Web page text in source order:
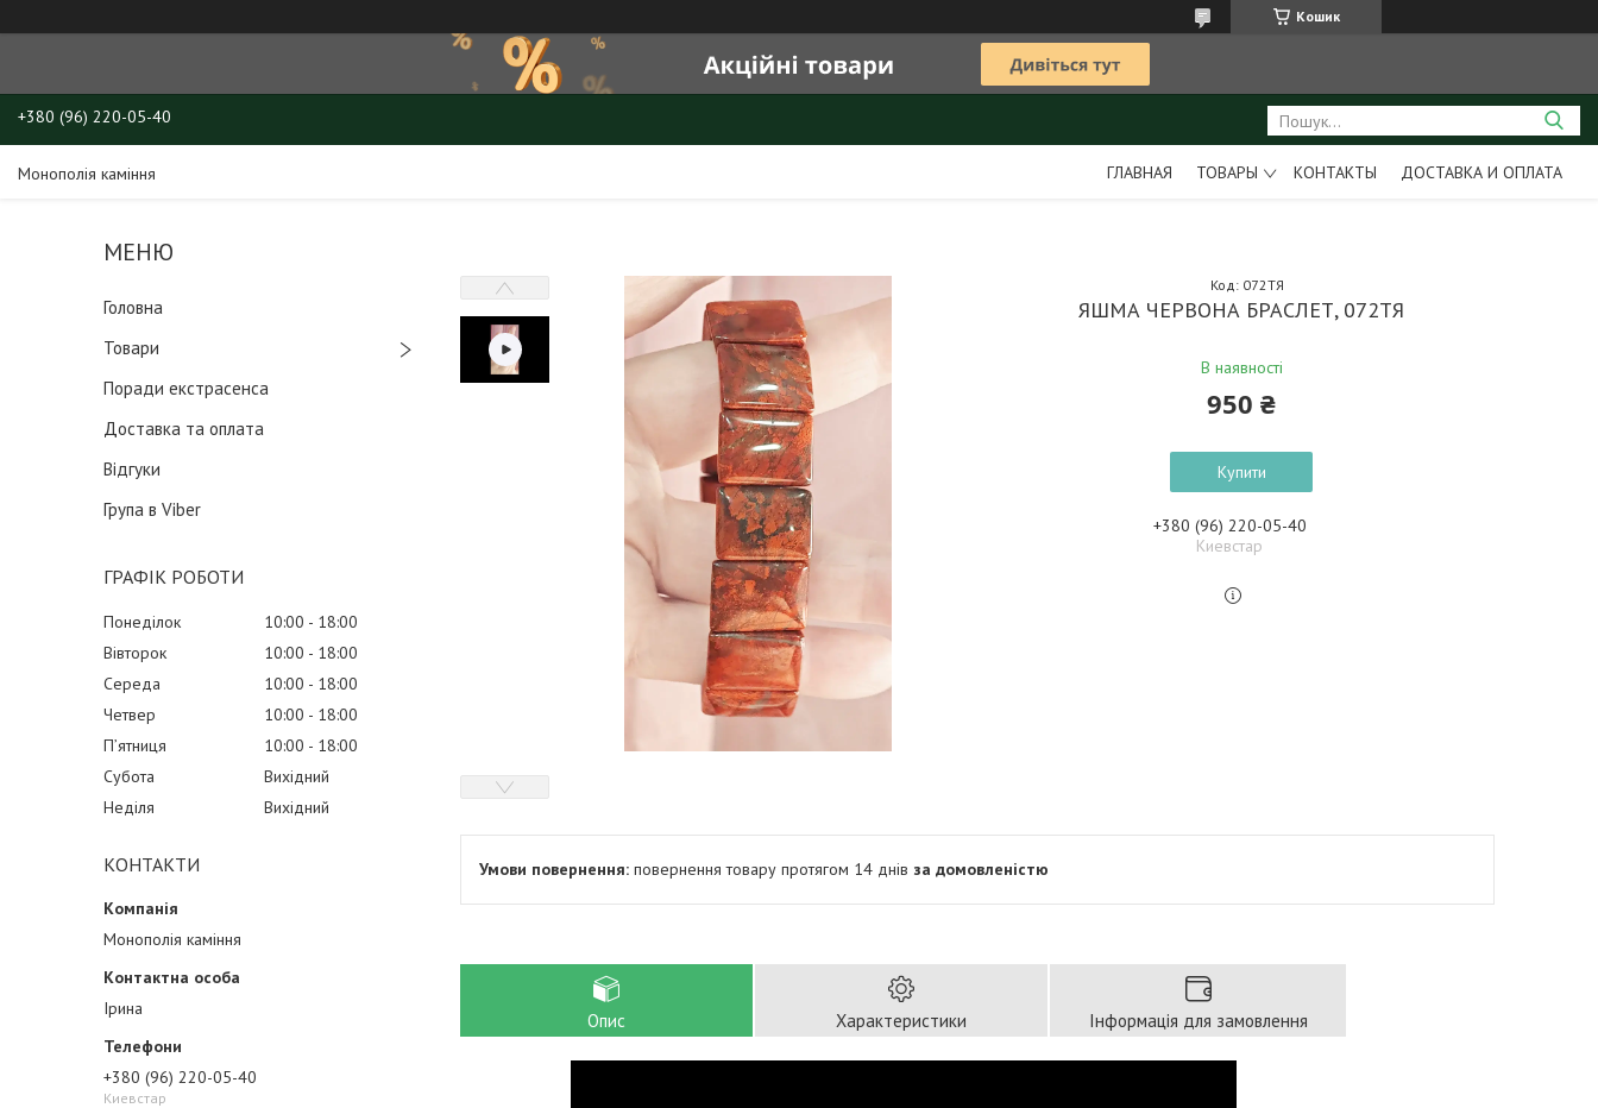
Кошик
+380 (96) 220-05-40
Монополія каміння ГЛАВНАЯ ТОВАРЫ КОНТАКТЫ ДОСТАВКА И ОПЛАТА
Головна
Товари
Поради екстрасенса
Доставка та оплата
Відгуки
Група в Viber
ГРАФІК РОБОТИ
Понеділок 10:00
18:00
Вівторок
10:00
18:00
Середа
10:00
18:00
Четвер
10:00
18:00
Пʼятниця
10:00
18:00
Субота
Вихідний
Неділя
Вихідний
КОНТАКТИ
Монополія каміння
Ірина
+380 (96) 220-05-40
Киевстар
ЯШМА ЧЕРВОНА БРАСЛЕТ, 072ТЯ
В наявності
Код: 072ТЯ
950 ₴
Купити
+380 (96) 220-05-40
Киевстар
повернення товару протягом 14 днів за домовленістю
Опис Характеристики Інформація для замовлення